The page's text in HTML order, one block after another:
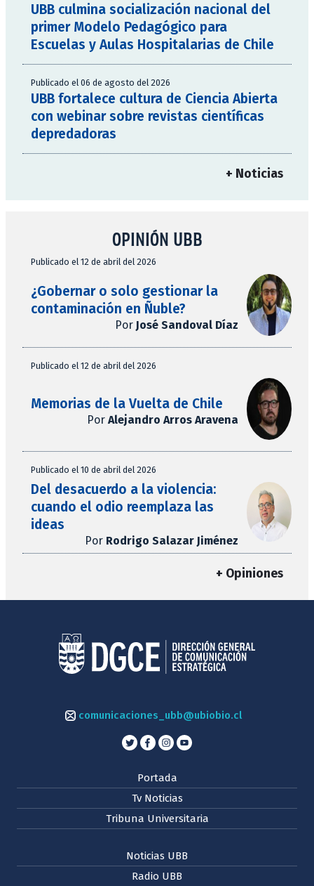
UBB culmina socialización nacional del
primer Modelo Pedagógico para
Escuelas y Aulas Hospitalarias de Chile
Publicado el 06 de agosto del 2026
UBB fortalece cultura de Ciencia Abierta
con webinar sobre revistas científicas
depredadoras
+ Noticias
OPINIÓN UBB
Publicado el 12 de abril del 2026
¿Gobernar o solo gestionar la
contaminación en Ñuble?
Por José Sandoval Díaz
Publicado el 12 de abril del 2026
Memorias de la Vuelta de Chile
Por Alejandro Arros Aravena
Publicado el 10 de abril del 2026
Del desacuerdo a la violencia:
cuando el odio reemplaza las
ideas
Por Rodrigo Salazar Jiménez
+ Opiniones
comunicaciones_ubb@ubiobio.cl
Portada
Tv Noticias
Tribuna Universitaria
Noticias UBB
Radio UBB